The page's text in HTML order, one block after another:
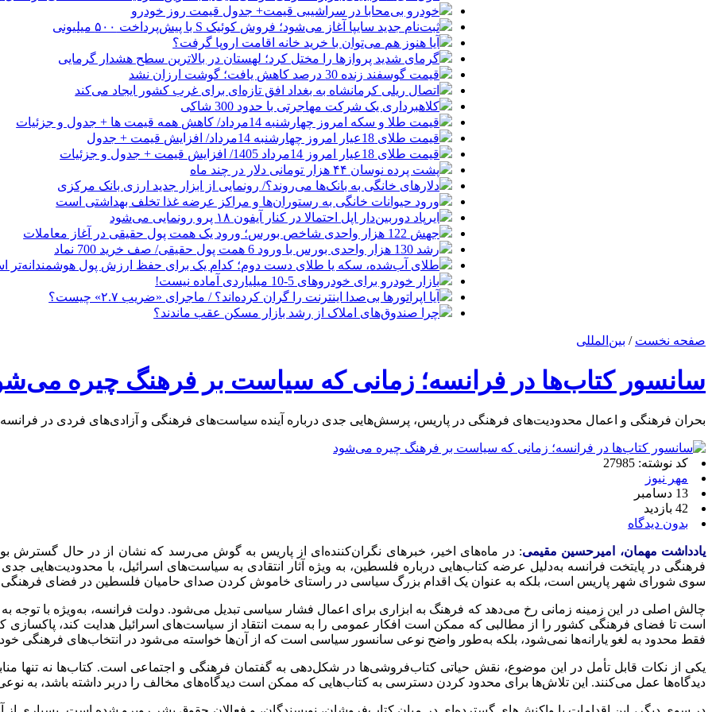
خودرو بی‌محابا در سراشیبی قیمت+ جدول قیمت روز خودرو
ثبت‌نام جدید سایپا آغاز می‌شود؛ فروش کوئیک S با پیش‌پرداخت ۵۰۰ میلیونی
آیا هنوز هم می‌توان با خرید خانه اقامت اروپا گرفت؟
گرمای شدید پروازها را مختل کرد؛ لهستان در بالاترین سطح هشدار گرمایی
قیمت گوسفند زنده 30 درصد کاهش یافت؛ گوشت ارزان نشد
اتصال ریلی کرمانشاه به بغداد افق تازه‌ای برای غرب کشور ایجاد می‌کند
کلاهبرداری یک شرکت مهاجرتی با حدود 300 شاکی
قیمت طلا و سکه امروز چهارشنبه 14مرداد/ کاهش همه قیمت ها + جدول و جزئیات
قیمت طلای 18عیار امروز چهارشنبه 14مرداد/ افزایش قیمت + جدول
قیمت طلای 18عیار امروز 14مرداد 1405/ افزایش قیمت + جدول و جزئیات
پشت پرده نوسان ۴۴ هزار تومانی دلار در چند ماه
دلارهای خانگی به بانک‌ها می‌روند؟/ رونمایی از ابزار جدید ارزی بانک مرکزی
ورود حیوانات خانگی به رستوران‌ها و مراکز عرضه غذا تخلف بهداشتی است
ایرپاد دوربین‌دار اپل احتمالا در کنار آیفون ۱۸ پرو رونمایی می‌شود
جهش 122 هزار واحدی شاخص بورس؛ ورود یک همت پول حقیقی در آغاز معاملات
رشد 130 هزار واحدی بورس با ورود 6 همت پول حقیقی/ صف خرید 700 نماد
طلای آب‌شده، سکه یا طلای دست دوم؛ کدام یک برای حفظ ارزش پول هوشمندانه‌تر
بازار خودرو برای خودروهای 5-10 میلیاردی آماده نیست!
آیا اپراتورها بی‌صدا اینترنت را گران کرده‌اند؟ / ماجرای «ضریب ۲.۷» چیست؟
چرا صندوق‌های املاک از رشد بازار مسکن عقب ماندند؟
صفحه نخست / بین‌المللی
سانسور کتاب‌ها در فرانسه؛ زمانی که سیاست بر فرهنگ چیره
بحران فرهنگی و اعمال محدودیت‌های فرهنگی در پاریس، پرسش‌هایی جدی درباره آینده سیاست‌های فرهنگی و آزادی‌های فردی در
کد نوشته: 27985
مهر نیوز
13 دسامبر
42 بازدید
بدون دیدگاه
یادداشت مهمان، امیرحسین مقیمی: در ماه‌های اخیر، خبرهای نگران‌کننده‌ای از پاریس به گوش می‌رسد که نشان از در حال
فرهنگی در پایتخت فرانسه به‌دلیل عرضه کتاب‌هایی درباره فلسطین، به ویژه آثار انتقادی به سیاست‌های اسرائیل، با محدودیت‌هایی
سوی شورای شهر پاریس است، بلکه به عنوان یک اقدام بزرگ سیاسی در راستای خاموش کردن صدای حامیان فلسطین در فضای
چالش اصلی در این زمینه زمانی رخ می‌دهد که فرهنگ به ابزاری برای اعمال فشار سیاسی تبدیل می‌شود. دولت فرانسه، به‌ویژه با توجه
است تا فضای فرهنگی کشور را از مطالبی که ممکن است افکار عمومی را به سمت انتقاد از سیاست‌های اسرائیل هدایت کند، پاکسازی
فقط محدود به لغو یارانه‌ها نمی‌شود، بلکه به‌طور واضح نوعی سانسور سیاسی است که از آن‌ها خواسته می‌شود در انتخاب‌های فرهنگی
یکی از نکات قابل تأمل در این موضوع، نقش حیاتی کتاب‌فروشی‌ها در شکل‌دهی به گفتمان فرهنگی و اجتماعی است. کتاب‌ها نه تنها منابع
دیدگاه‌ها عمل می‌کنند. این تلاش‌ها برای محدود کردن دسترسی به کتاب‌هایی که ممکن است دیدگاه‌های مخالف را دربر داشته باشد، به